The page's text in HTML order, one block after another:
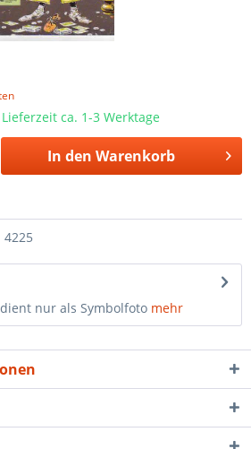
ca. 1-3 Werktage
In den Warenkorb
4225
nur als Symbolfoto mehr